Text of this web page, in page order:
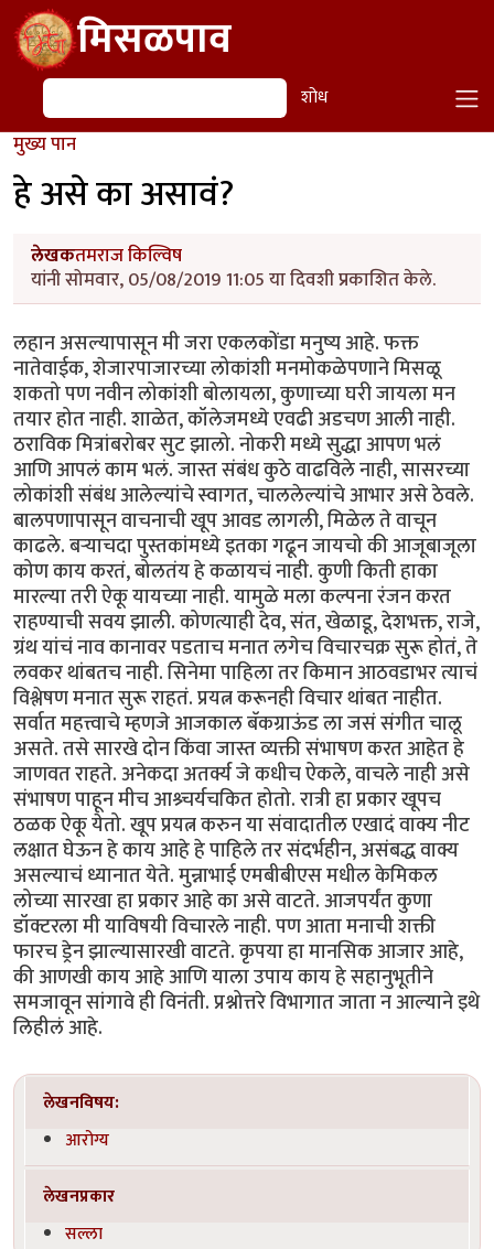
Skip to main contentमिसळपाव
शोध शोध
मुख्य पान
हे असे का असावं?
लेखकतमराज किल्विष
यांनी सोमवार, 05/08/2019 11:05 या दिवशी प्रकाशित केले.
लहान असल्यापासून मी जरा एकलकोंडा मनुष्य आहे. फक्त
नातेवाईक, शेजारपाजारच्या लोकांशी मनमोकळेपणाने मिसळू
शकतो पण नवीन लोकांशी बोलायला, कुणाच्या घरी जायला मन
तयार होत नाही. शाळेत, कॉलेजमध्ये एवढी अडचण आली नाही.
ठराविक मित्रांबरोबर सुट झालो. नोकरी मध्ये सुद्धा आपण भलं
आणि आपलं काम भलं. जास्त संबंध कुठे वाढविले नाही, सासरच्या
लोकांशी संबंध आलेल्यांचे स्वागत, चाललेल्यांचे आभार असे ठेवले.
बालपणापासून वाचनाची खूप आवड लागली, मिळेल ते वाचून
काढले. बऱ्याचदा पुस्तकांमध्ये इतका गढून जायचो की आजूबाजूला
कोण काय करतं, बोलतंय हे कळायचं नाही. कुणी किती हाका
मारल्या तरी ऐकू यायच्या नाही. यामुळे मला कल्पना रंजन करत
राहण्याची सवय झाली. कोणत्याही देव, संत, खेळाडू, देशभक्त, राजे,
ग्रंथ यांचं नाव कानावर पडताच मनात लगेच विचारचक्र सुरू होतं, ते
लवकर थांबतच नाही. सिनेमा पाहिला तर किमान आठवडाभर त्याचं
विश्लेषण मनात सुरू राहतं. प्रयत्न करूनही विचार थांबत नाहीत.
सर्वात महत्त्वाचे म्हणजे आजकाल बॅकग्राऊंड ला जसं संगीत चालू
असते. तसे सारखे दोन किंवा जास्त व्यक्ती संभाषण करत आहेत हे
जाणवत राहते. अनेकदा अतर्क्य जे कधीच ऐकले, वाचले नाही असे
संभाषण पाहून मीच आश्र्चर्यचकित होतो. रात्री हा प्रकार खूपच
ठळक ऐकू येतो. खूप प्रयत्न करुन या संवादातील एखादं वाक्य नीट
लक्षात घेऊन हे काय आहे हे पाहिले तर संदर्भहीन, असंबद्ध वाक्य
असल्याचं ध्यानात येते. मुन्नाभाई एमबीबीएस मधील केमिकल
लोच्या सारखा हा प्रकार आहे का असे वाटते. आजपर्यंत कुणा
डॉक्टरला मी याविषयी विचारले नाही. पण आता मनाची शक्ती
फारच ड्रेन झाल्यासारखी वाटते. कृपया हा मानसिक आजार आहे,
की आणखी काय आहे आणि याला उपाय काय हे सहानुभूतीने
समजावून सांगावे ही विनंती. प्रश्नोत्तरे विभागात जाता न आल्याने इथे
लिहीलं आहे.
लेखनविषय:
आरोग्य
लेखनप्रकार
सल्ला